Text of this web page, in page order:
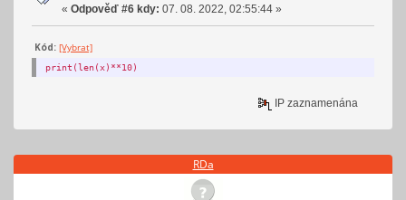
« Odpověď #6 kdy: 07. 08. 2022, 02:55:44 »
Kód: [Vybrat]
print(len(x)**10)
IP zaznamenána
RDa